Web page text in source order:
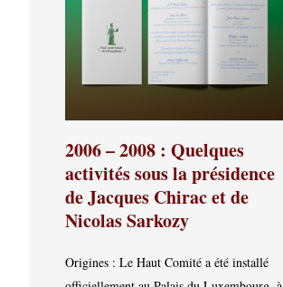
2006 – 2008 : Quelques
activités sous la présidence
de Jacques Chirac et de
Nicolas Sarkozy
Origines : Le Haut Comité a été installé